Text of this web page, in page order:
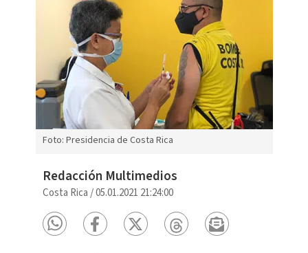
Foto: Presidencia de Costa Rica
Redacción Multimedios
Costa Rica /05.01.2021 21:24:00